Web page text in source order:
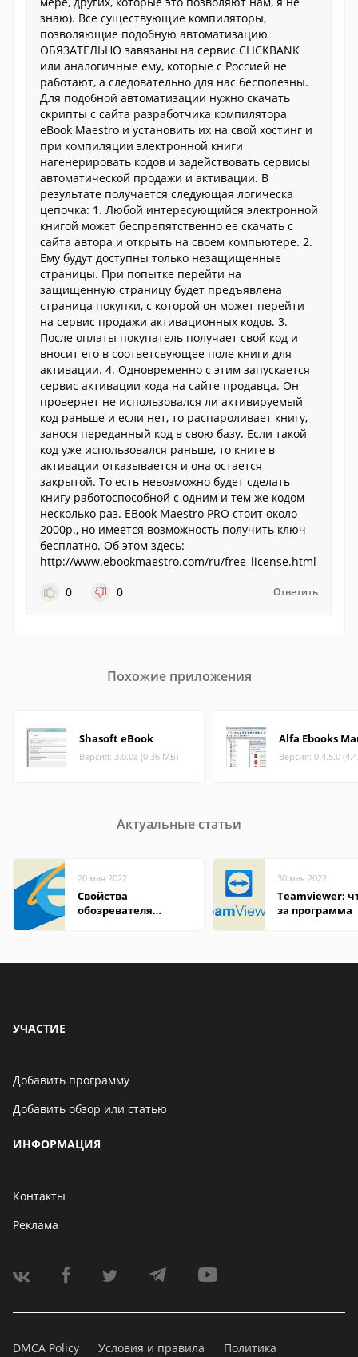
знаю). Все существующие компиляторы,
позволяющие подобную автоматизацию
ОБЯЗАТЕЛЬНО завязаны на сервис CLICKBANK
или аналогичные ему, которые с Россией не
работают, а следовательно для нас бесполезны.
Для подобной автоматизации нужно скачать
скрипты с сайта разработчика компилятора
eBook Maestro и установить их на свой хостинг и
при компиляции электронной книги
нагенерировать кодов и задействовать сервисы
автоматической продажи и активации. В
результате получается следующая логическа
цепочка: 1. Любой интересующийся электронной
книгой может беспрепятственно ее скачать с
сайта автора и открыть на своем компьютере. 2.
Ему будут доступны только незащищенные
страницы. При попытке перейти на
защищенную страницу будет предъявлена
страница покупки, с которой он может перейти
на сервис продажи активационных кодов. 3.
После оплаты покупатель получает свой код и
вносит его в соответсвующее поле книги для
активации. 4. Одновременно с этим запускается
сервис активации кода на сайте продавца. Он
проверяет не использовался ли активируемый
код раньше и если нет, то распароливает книгу,
занося переданный код в свою базу. Если такой
код уже использовался раньше, то книге в
активации отказывается и она остается
закрытой. То есть невозможно будет сделать
книгу работоспособной с одним и тем же кодом
несколько раз. EBook Maestro PRO стоит около
2000р., но имеется возможность получить ключ
бесплатно. Об этом здесь:
http://www.ebookmaestro.com/ru/free_license.html
0
0 Ответить
Похожие приложения
Shasoft eBook
Версия: 3.0.0a (0.36 МБ)
Alfa Ebooks
Версия: 0.4.5.0
Актуальные статьи
20 мая 2022
Свойства
обозревателя
30 мая 2022
Teamviewer:
за программа
УЧАСТИЕ
Добавить программу
Добавить обзор или статью
ИНФОРМАЦИЯ
Контакты
Реклама
DMCA Policy Условия и правила Политика